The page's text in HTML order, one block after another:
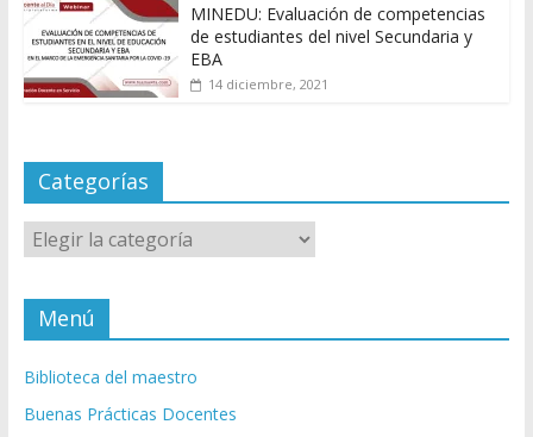
MINEDU: Evaluación de competencias
de estudiantes del nivel Secundaria y
EBA
14 diciembre, 2021
Categorías
Categorías
Menú
Biblioteca del maestro
Buenas Prácticas Docentes